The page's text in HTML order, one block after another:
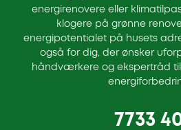
energirenovere eller
klogere på grønne
energipotentialet på husets
også for dig, der ønsker
håndværkere og ekspertråd
7733